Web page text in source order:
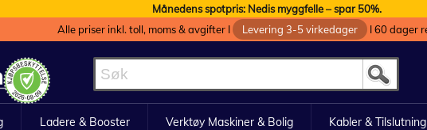
Månedens spotpris: Nedis myggfelle – spar 50%.
Alle priser inkl. toll, moms & avgifter I
Levering 3-5 virkedager I 60 dager
Ladere & Booster Verktøy Maskiner & Bolig Kabler & Tilslutning